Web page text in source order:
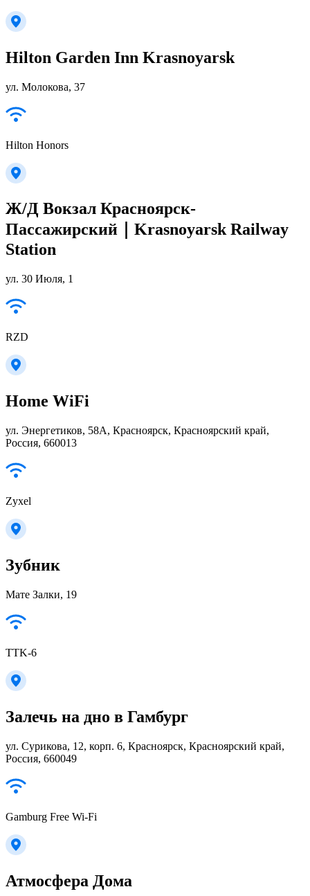
Hilton Garden Inn Krasnoyarsk
ул. Молокова, 37
Hilton Honors
Ж/Д Вокзал Красноярск-
Пассажирский｜Krasnoyarsk Railway
Station
ул. 30 Июля, 1
RZD
Home WiFi
ул. Энергетиков, 58А, Красноярск, Красноярский край,
Россия, 660013
Zyxel
Зубник
Мате Залки, 19
TTK-6
Залечь на дно в Гамбург
ул. Сурикова, 12, корп. 6, Красноярск, Красноярский край,
Россия, 660049
Gamburg Free Wi-Fi
Атмосфера Дома